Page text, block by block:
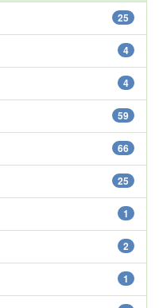
25
4
4
59
66
25
1
2
1